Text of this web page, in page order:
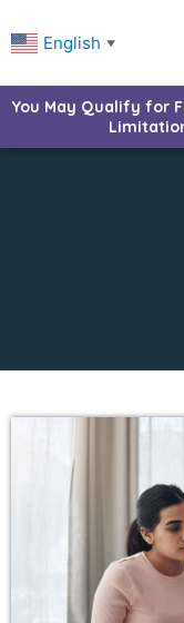
English ▼
You May Qualify for